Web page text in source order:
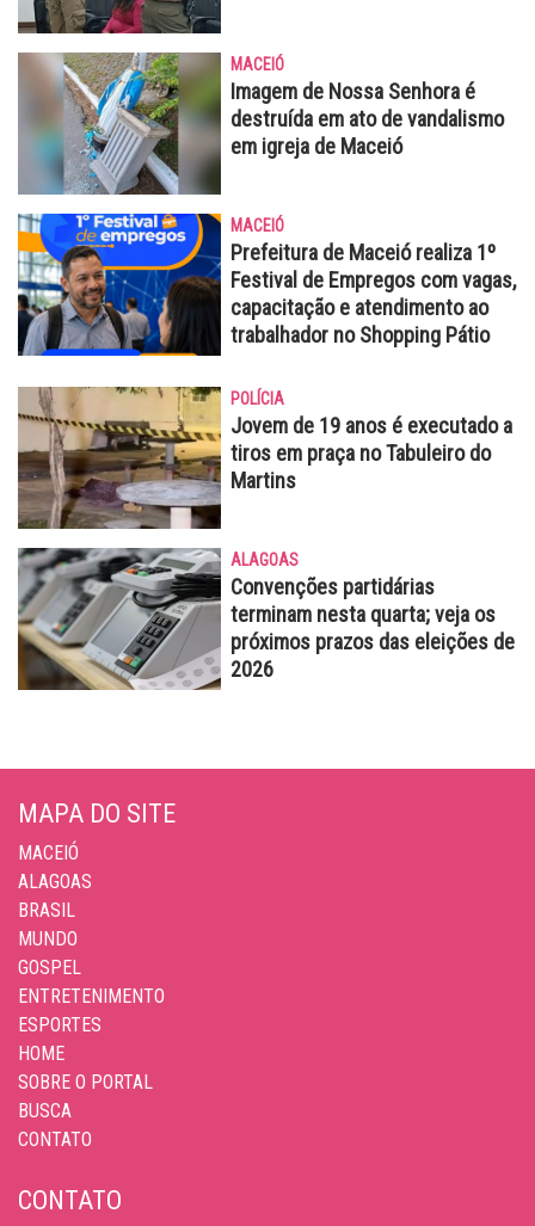
MACEIÓ
Imagem de Nossa Senhora é
destruída em ato de vandalismo
em igreja de Maceió
MACEIÓ
Prefeitura de Maceió realiza 1º
Festival de Empregos com vagas,
capacitação e atendimento ao
trabalhador no Shopping Pátio
POLÍCIA
Jovem de 19 anos é executado a
tiros em praça no Tabuleiro do
Martins
ALAGOAS
Convenções partidárias
terminam nesta quarta; veja os
próximos prazos das eleições de
2026
MAPA DO SITE
MACEIÓ
ALAGOAS
BRASIL
MUNDO
GOSPEL
ENTRETENIMENTO
ESPORTES
HOME
SOBRE O PORTAL
BUSCA
CONTATO
CONTATO